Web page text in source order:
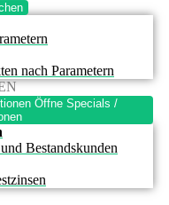
nach Parametern
Öffne Specials /
Bestandskunden